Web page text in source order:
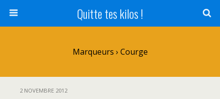
Quitte tes kilos !
Marqueurs › Courge
2 NOVEMBRE 2012